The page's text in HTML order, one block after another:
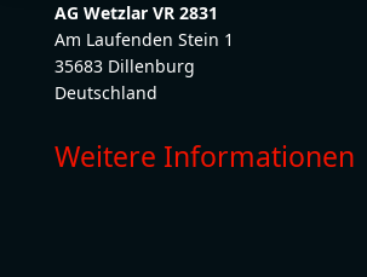
AG Wetzlar VR 2831
Am Laufenden Stein 1
35683 Dillenburg
Deutschland
Weitere Informationen